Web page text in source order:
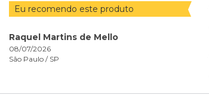
Eu recomendo este produto
Raquel Martins de Mello
08/07/2026
São Paulo / SP